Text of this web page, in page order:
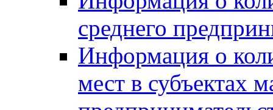
среднего
Информация о
мест в субъектах